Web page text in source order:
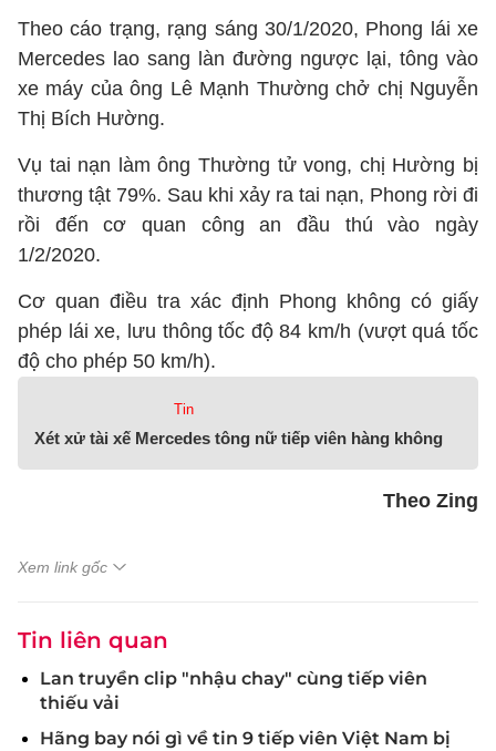
Theo cáo trạng, rạng sáng 30/1/2020, Phong lái xe
Mercedes lao sang làn đường ngược lại, tông vào
xe máy của ông Lê Mạnh Thường chở chị Nguyễn
Thị Bích Hường.
Vụ tai nạn làm ông Thường tử vong, chị Hường bị
thương tật 79%. Sau khi xảy ra tai nạn, Phong rời đi
rồi đến cơ quan công an đầu thú vào ngày
1/2/2020.
Cơ quan điều tra xác định Phong không có giấy
phép lái xe, lưu thông tốc độ 84 km/h (vượt quá tốc
độ cho phép 50 km/h).
Tin
Xét xử tài xế Mercedes tông nữ tiếp viên hàng không
Theo Zing
Xem link gốc
Tin liên quan
Lan truyền clip "nhậu chay" cùng tiếp viên
thiếu vải
Hãng bay nói gì về tin 9 tiếp viên Việt Nam bị